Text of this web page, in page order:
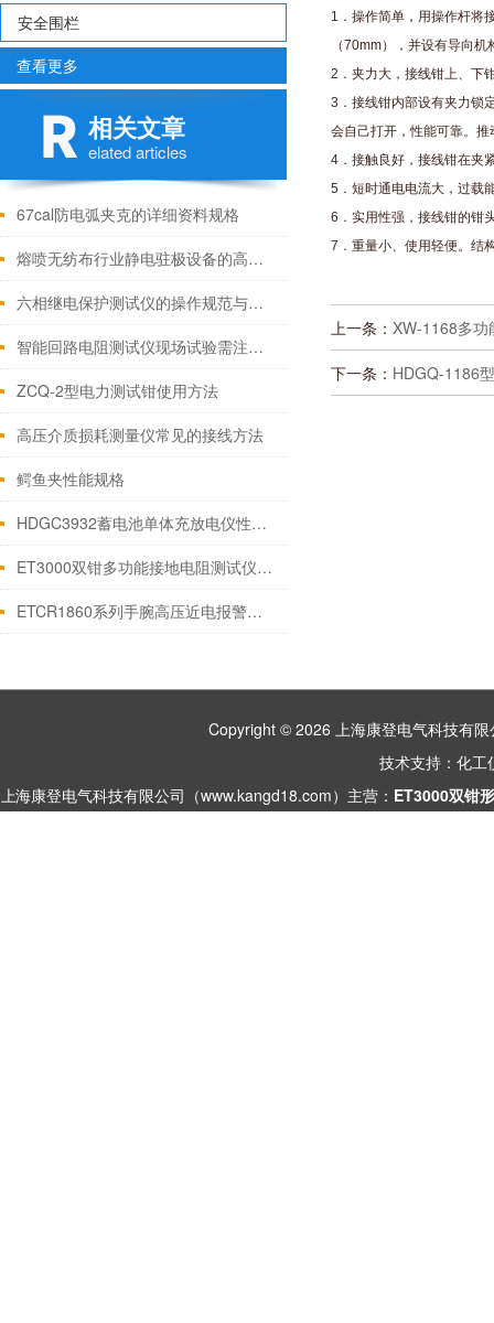
安全围栏
查看更多
相关文章
elated articles
67cal防电弧夹克的详细资料规格
熔喷无纺布行业静电驻极设备的高压电源
六相继电保护测试仪的操作规范与故障处理
智能回路电阻测试仪现场试验需注意的问题
ZCQ-2型电力测试钳使用方法
高压介质损耗测量仪常见的接线方法
鳄鱼夹性能规格
HDGC3932蓄电池单体充放电仪性能技术参数
ET3000双钳多功能接地电阻测试仪 面板功能简介
ETCR1860系列手腕高压近电报警器 技术参数
1．操作简单，用操作杆将
（70mm），并设有导向
2．夹力大，接线钳上、下
3．接线钳内部设有夹力锁
会自己打开，性能可靠。
4．接触良好，接线钳在夹
5．短时通电电流大，过载
6．实用性强，接线钳的钳
7．重量小、使用轻便。结
上一条： XW-1168多功
下一条： HDGQ-1186
Copyright © 2026 上海康登电气科技有
技术支持： 化工
上海康登电气科技有限公司（www.kangd18.com）主营： ET3000双钳